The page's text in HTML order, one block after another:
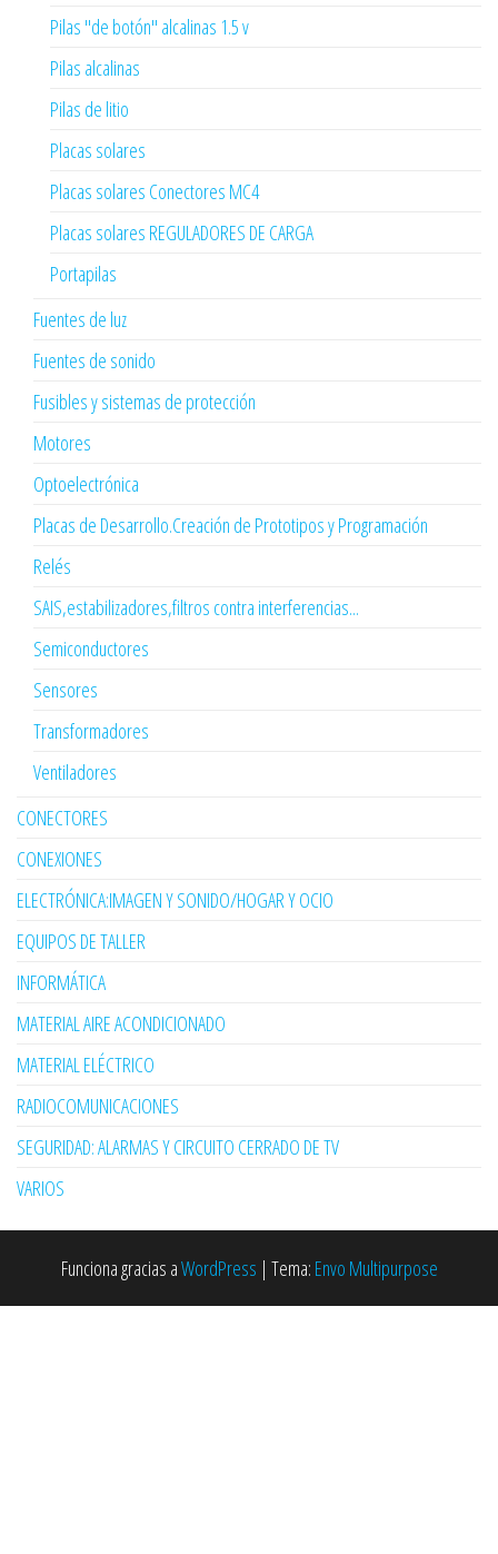
Pilas "de botón" alcalinas 1.5 v
Pilas alcalinas
Pilas de litio
Placas solares
Placas solares Conectores MC4
Placas solares REGULADORES DE CARGA
Portapilas
Fuentes de luz
Fuentes de sonido
Fusibles y sistemas de protección
Motores
Optoelectrónica
Placas de Desarrollo.Creación de Prototipos y Programación
Relés
SAIS,estabilizadores,filtros contra interferencias...
Semiconductores
Sensores
Transformadores
Ventiladores
CONECTORES
CONEXIONES
ELECTRÓNICA:IMAGEN Y SONIDO/HOGAR Y OCIO
EQUIPOS DE TALLER
INFORMÁTICA
MATERIAL AIRE ACONDICIONADO
MATERIAL ELÉCTRICO
RADIOCOMUNICACIONES
SEGURIDAD: ALARMAS Y CIRCUITO CERRADO DE TV
VARIOS
Funciona gracias aWordPress | Tema: Envo Multipurpose